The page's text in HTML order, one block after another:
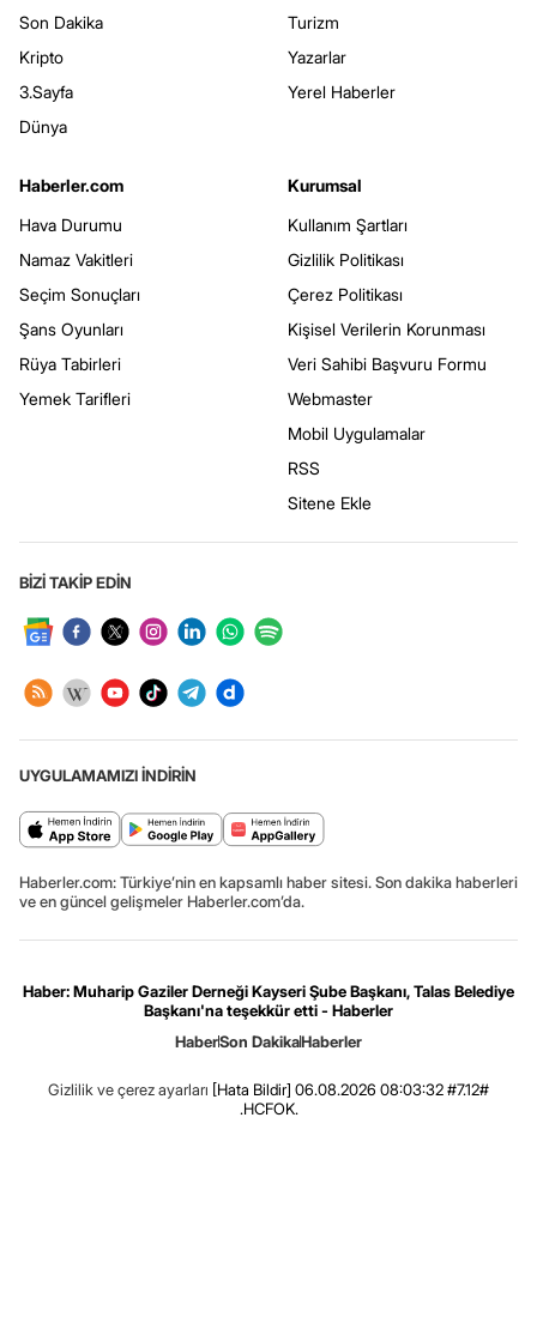
Son Dakika
Kripto
3.Sayfa
Dünya
Turizm
Yazarlar
Yerel Haberler
Haberler.com
Hava Durumu
Namaz Vakitleri
Seçim Sonuçları
Şans Oyunları
Rüya Tabirleri
Yemek Tarifleri
Kurumsal
Kullanım Şartları
Gizlilik Politikası
Çerez Politikası
Kişisel Verilerin Korunması
Veri Sahibi Başvuru Formu
Webmaster
Mobil Uygulamalar
RSS
Sitene Ekle
BİZİ TAKİP EDİN
UYGULAMAMIZI İNDİRİN
Haberler.com: Türkiye’nin en kapsamlı haber sitesi. Son dakika haberleri
ve en güncel gelişmeler Haberler.com’da.
Haber: Muharip Gaziler Derneği Kayseri Şube Başkanı, Talas Belediye
Başkanı'na teşekkür etti - Haberler
HaberSon DakikaHaberler
Gizlilik ve çerez ayarları [Hata Bildir] 06.08.2026 08:03:32 #7.12#
.HCFOK.